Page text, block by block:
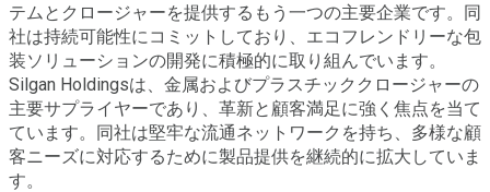
テムとクロージャーを提供するもう一つの主要企業です。同
社は持続可能性にコミットしており、エコフレンドリーな包
装ソリューションの開発に積極的に取り組んでいます。
Silgan Holdingsは、金属およびプラスチッククロージャーの
主要サプライヤーであり、革新と顧客満足に強く焦点を当て
ています。同社は堅牢な流通ネットワークを持ち、多様な顧
客ニーズに対応するために製品提供を継続的に拡大していま
す。